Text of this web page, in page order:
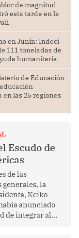
de magnitud
esta tarde en la
en Junín: Indeci
111 toneladas de
humanitaria
de Educación
las 25 regiones
Escudo de
de las
generales, la
Keiko
anunciado
de integrar al